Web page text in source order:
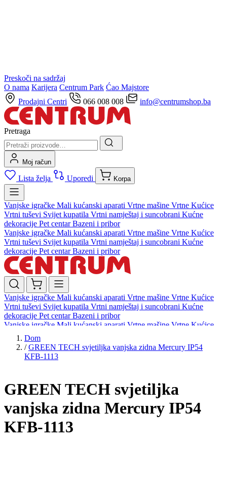
Preskoči na sadržaj
O nama Karijera Centrum Park Ćao Majstore
Prodajni Centri
066 008 008 info@centrumshop.ba
Pretraga
Moj račun
Lista želja Uporedi Korpa
Vanjske igračke Mali kućanski aparati Vrtne mašine Vrtne Kućice
Vrtni tuševi Svijet kupatila Vrtni namještaj i suncobrani Kućne
dekoracije Pet centarBazeni i pribor
Vanjske igračke Mali kućanski aparati Vrtne mašine Vrtne Kućice
Vrtni tuševi Svijet kupatila Vrtni namještaj i suncobrani Kućne
dekoracije Pet centarBazeni i pribor
Vanjske igračke Mali kućanski aparati Vrtne mašine Vrtne Kućice
Vrtni tuševi Svijet kupatila Vrtni namještaj i suncobrani Kućne
dekoracije Pet centarBazeni i pribor
Vanjske igračke Mali kućanski aparati Vrtne mašine Vrtne Kućice
Vrtni tuševi
dekoracijePet centarBazeni i pribor
Dom
/ GREEN TECH svjetiljka vanjska zidna Mercury IP54
KFB-1113
GREEN TECH svjetiljka
vanjska zidna Mercury IP54
KFB-1113